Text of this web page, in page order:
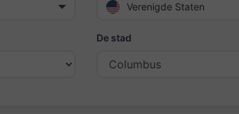
Verenigde Staten
De stad